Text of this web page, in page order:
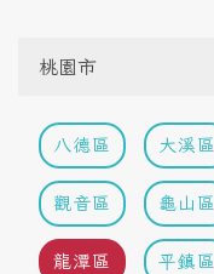
桃園市
八德區 大溪區
觀音區 龜山區
龍潭區 平鎮區